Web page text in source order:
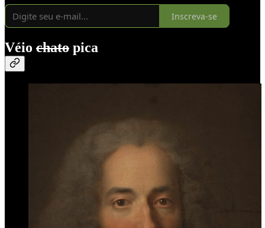
Inscreva-se
Véio chato pica